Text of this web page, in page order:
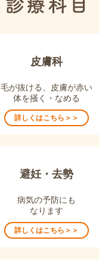
皮膚科
毛が抜ける、皮膚が赤い
体を掻く・なめる
詳しくはこちら＞＞
避妊・去勢
病気の予防にも
なります
詳しくはこちら＞＞